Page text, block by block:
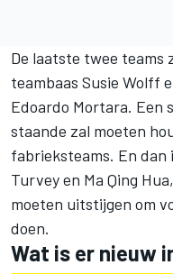
De laatste twee teams
teambaas Susie Wolff
Edoardo Mortara. Een
staande zal moeten
fabrieksteams. En dan
Turvey en Ma Qing
moeten uitstijgen om
doen.
Wat is er nieuw